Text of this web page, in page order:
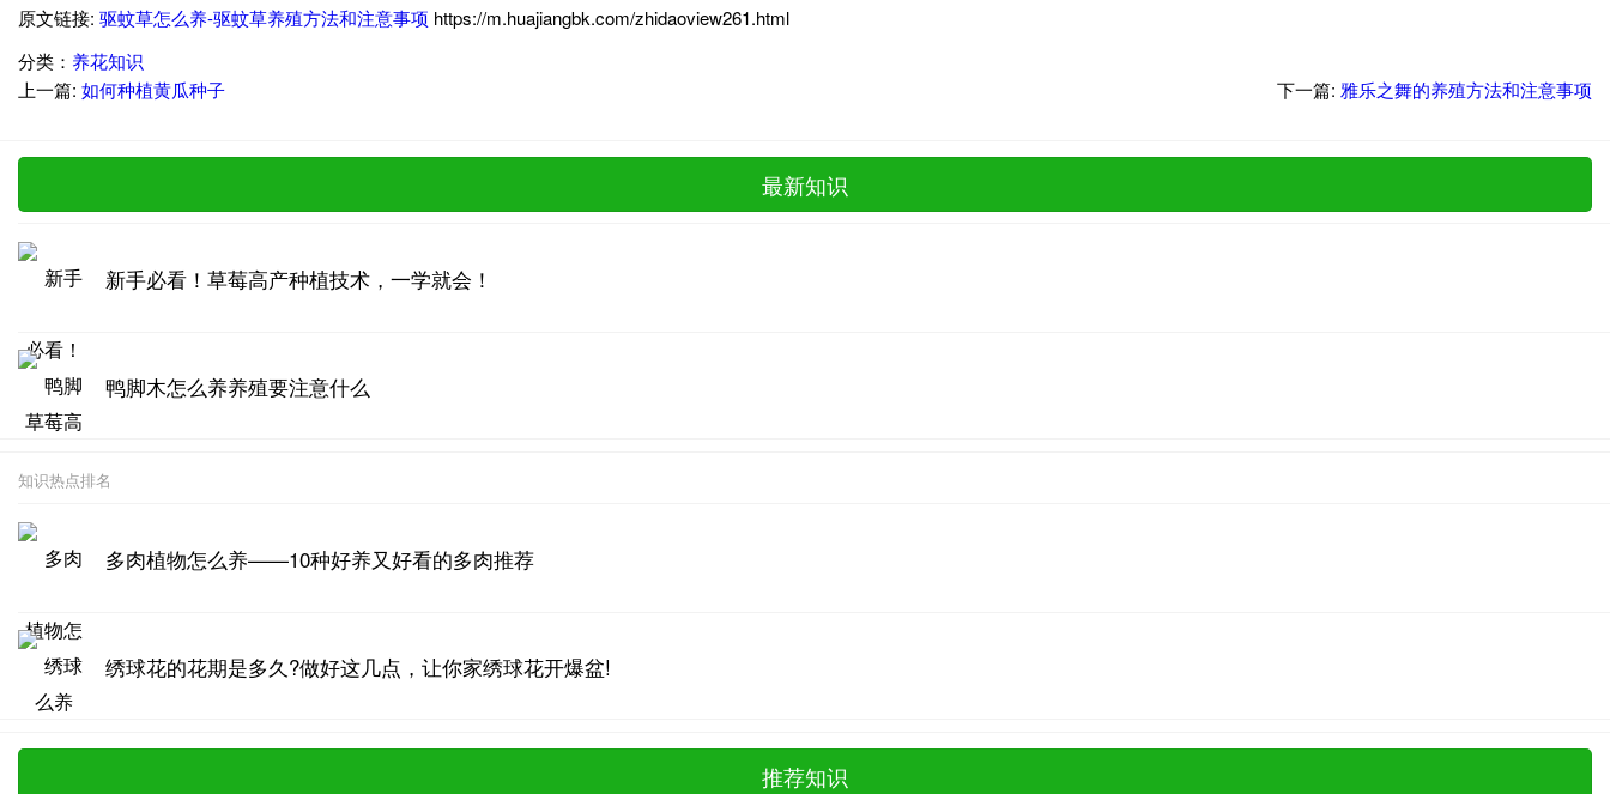
原文链接: 驱蚊草怎么养-驱蚊草养殖方法和注意事项 https://m.huajiangbk.com/zhidaoview261.html
分类： 养花知识
上一篇: 如何种植黄瓜种子 下一篇: 雅乐之舞的养殖方法和注意事项
最新知识
新手必看！草莓高产种植技术，一学就会！
鸭脚木怎么养养殖要注意什么
知识热点排名
多肉植物怎么养——10种好养又好看的多肉推荐
绣球花的花期是多久?做好这几点，让你家绣球花开爆盆!
推荐知识